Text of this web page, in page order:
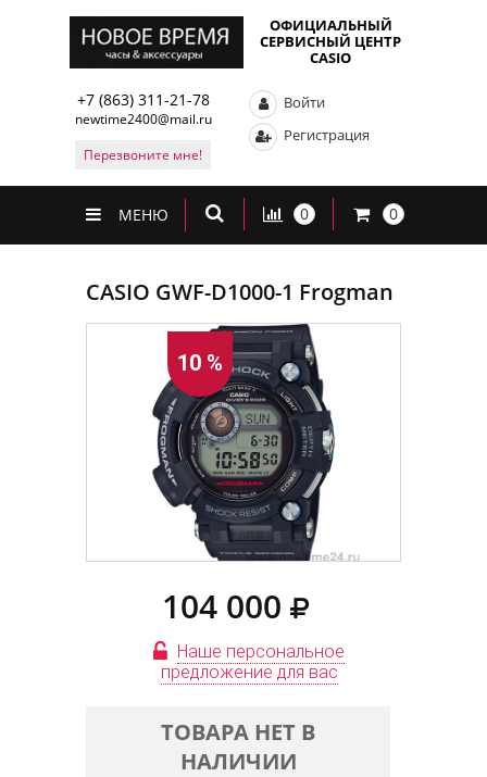
ОФИЦИАЛЬНЫЙ
СЕРВИСНЫЙ ЦЕНТР
CASIO
+7 (863) 311-21-78
newtime2400@mail.ru
Перезвоните мне!
Войти
Регистрация
МЕНЮ 0 0
CASIO GWF-D1000-1 Frogman
10 %
104 000
Наше персональное
предложение для вас
ТОВАРА НЕТ В
НАЛИЧИИ